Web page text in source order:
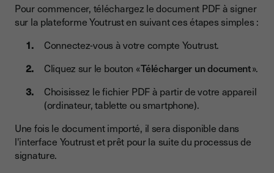
Pour commencer, téléchargez le document PDF à signer
sur la plateforme Youtrust en suivant ces étapes simples :
Connectez-vous à votre compte Youtrust.
Cliquez sur le bouton «Télécharger un document».
Choisissez le fichier PDF à partir de votre appareil
(ordinateur, tablette ou smartphone).
Une fois le document importé, il sera disponible dans
l'interface Youtrust et prêt pour la suite du processus de
signature.